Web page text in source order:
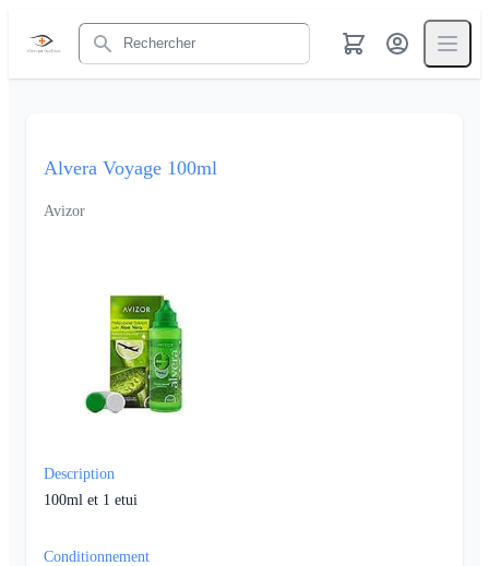
Rechercher
Alvera Voyage 100ml
Avizor
Description
100ml et 1 etui
Conditionnement